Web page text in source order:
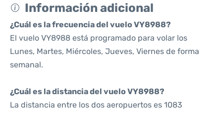
Información adicional
¿Cuál es la frecuencia del vuelo VY8988?
El vuelo VY8988 está programado para volar los
Lunes, Martes, Miércoles, Jueves, Viernes de forma
semanal.
¿Cuál es la distancia del vuelo VY8988?
La distancia entre los dos aeropuertos es 1083